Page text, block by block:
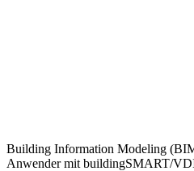
Building Information Modeling
Anwender mit buildingSMART/